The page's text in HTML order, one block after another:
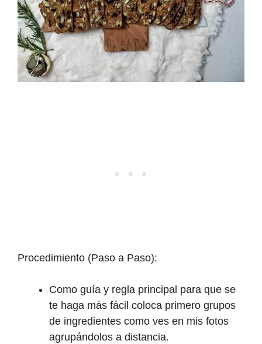
Procedimiento (Paso a Paso):
Como guía y regla principal para que se
te haga más fácil coloca primero grupos
de ingredientes como ves en mis fotos
agrupándolos a distancia.